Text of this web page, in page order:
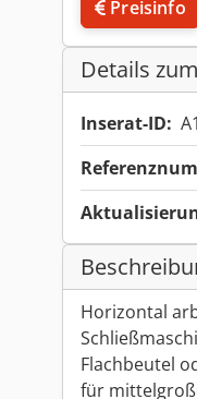
Preisinfo
Details
Inserat-ID:
Horizontal
Flachbeutel
für